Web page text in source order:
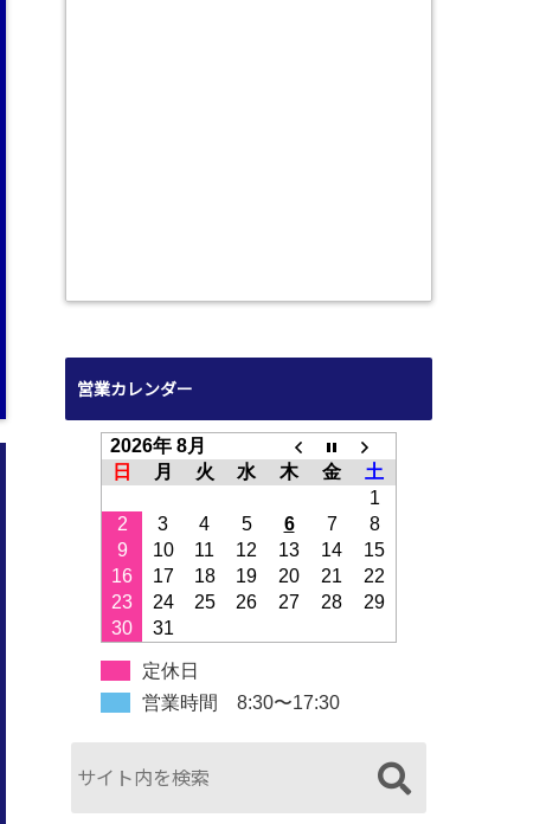
営業カレンダー
2026年 8月
日
月 火 水 木 金
土
1
2
3 4 5 6 7
8
9
10 11 12 13 14
15
16
17 18 19 20 21
22
23
24 25 26 27 28
29
30
31
定休日
営業時間 8:30〜17:30